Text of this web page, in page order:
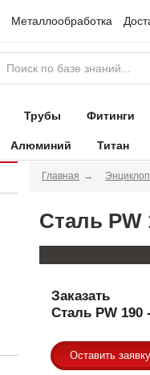
Металлообработка
Трубы Фитинги
Алюминий Титан
Главная
Сталь PW
Заказать
Сталь PW 190
Оставить заявку